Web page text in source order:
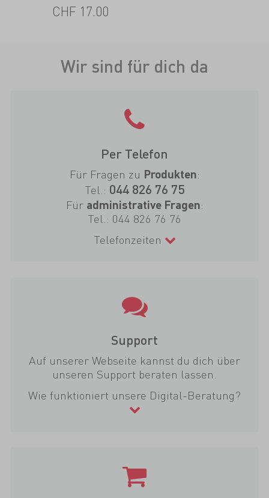
CHF 17.00
Wir sind für dich da
Per Telefon
Für Fragen zu Produkten:
Tel.: 044 826 76 75
Für administrative Fragen:
Tel.: 044 826 76 76
Telefonzeiten
Support
Auf unserer Webseite kannst du dich über
unseren Support beraten lassen.
Wie funktioniert unsere Digital-Beratung?